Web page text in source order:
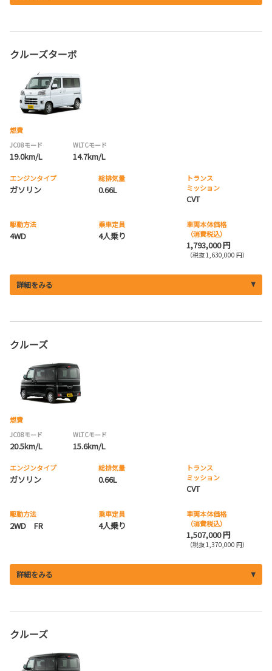
クルーズターボ
燃費
JC08モード
19.0km/L
WLTCモード
14.7km/L
エンジンタイプ
ガソリン
総排気量
0.66L
トランス
ミッション
CVT
駆動方法
4WD
乗車定員
4人乗り
車両本体価格
（消費税込）
1,793,000 円
（税抜 1,630,000 円）
詳細をみる
クルーズ
燃費
JC08モード
20.5km/L
WLTCモード
15.6km/L
エンジンタイプ
ガソリン
総排気量
0.66L
トランス
ミッション
CVT
駆動方法
2WD FR
乗車定員
4人乗り
車両本体価格
（消費税込）
1,507,000 円
（税抜 1,370,000 円）
詳細をみる
クルーズ